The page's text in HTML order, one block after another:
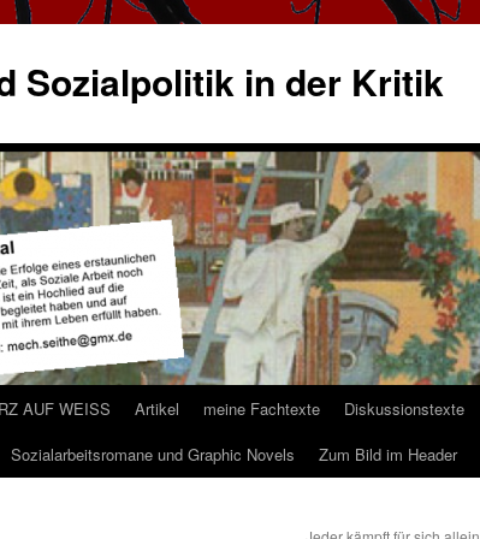
Sozialpolitik in der Kritik
AUF WEISS Artikel meine Fachtexte Diskussionstexte
Sozialarbeitsromane und Graphic Novels Zum Bild im Header